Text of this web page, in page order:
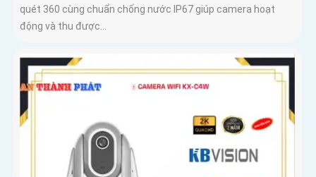
quét 360 cùng chuẩn chống nước IP67 giúp camera hoạt
động và thu được...